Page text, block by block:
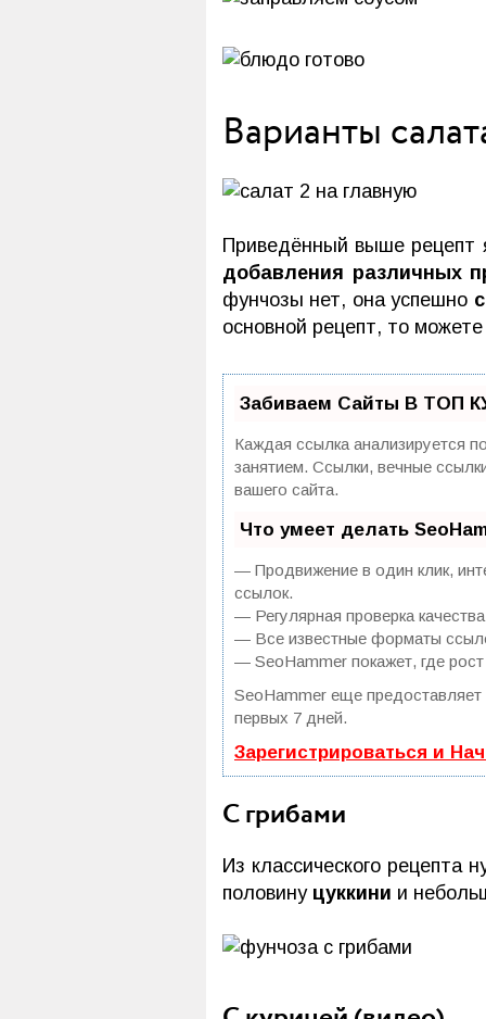
Варианты
Приведённый выше рецепт
добавления различных
фунчозы нет, она успешно
основной рецепт, то
Забиваем Сайты В ТОП
Каждая ссылка анализируется
занятием. Ссылки, вечные
вашего сайта.
Что умеет делать
— Продвижение в один клик,
ссылок.
— Регулярная проверка
— Все известные форматы
— SeoHammer покажет, где
SeoHammer еще
первых 7 дней.
Зарегистрироваться и
С грибами
Из классического рецепта
половину цуккини и